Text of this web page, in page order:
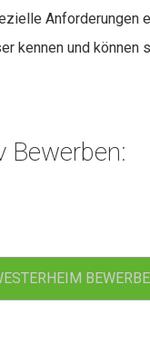
Anforderungen
kennen und
Bewerben: